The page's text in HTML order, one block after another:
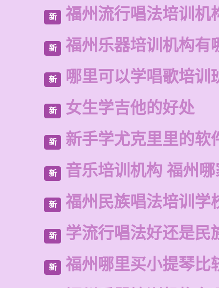
新 福州流行唱法培训机
新 福州乐器培训机构有
新 哪里可以学唱歌培训
新 女生学吉他的好处
新 新手学尤克里里的软
新 音乐培训机构 福州
新 福州民族唱法培训学
新 学流行唱法好还是民
新 福州哪里买小提琴比